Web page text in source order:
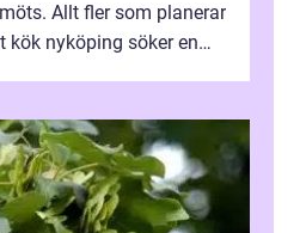
Allt fler som planerar
kök nyköping söker en